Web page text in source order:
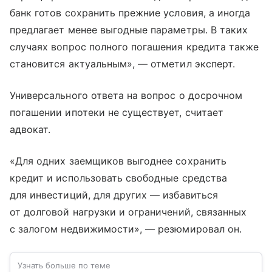
банк готов сохранить прежние условия, а иногда
предлагает менее выгодные параметры. В таких
случаях вопрос полного погашения кредита также
становится актуальным», — отметил эксперт.
Универсального ответа на вопрос о досрочном
погашении ипотеки не существует, считает
адвокат.
«Для одних заемщиков выгоднее сохранить
кредит и использовать свободные средства
для инвестиций, для других — избавиться
от долговой нагрузки и ограничений, связанных
с залогом недвижимости», — резюмировал он.
Узнать больше по теме